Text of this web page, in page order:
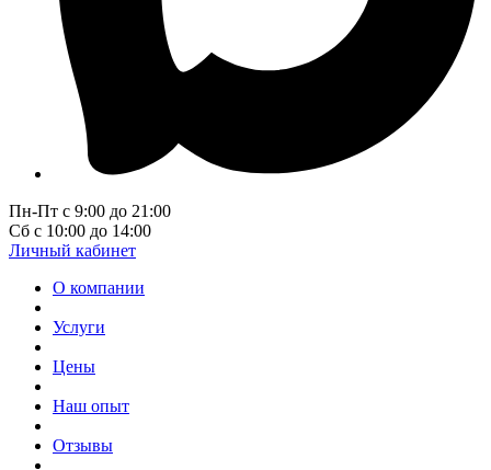
Пн-Пт с 9:00 до 21:00
Сб с 10:00 до 14:00
Личный кабинет
О компании
Услуги
Цены
Наш опыт
Отзывы